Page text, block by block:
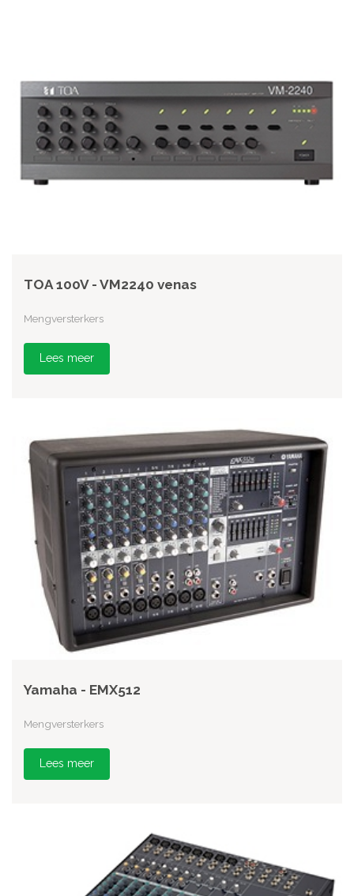
TOA 100V - VM2240 venas
Mengversterkers
Lees meer
Yamaha - EMX512
Mengversterkers
Lees meer